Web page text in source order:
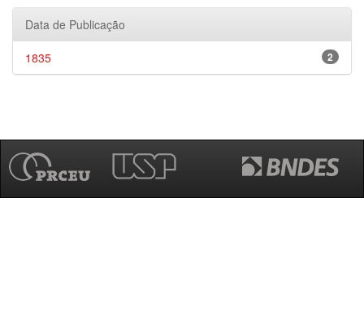
Data de Publicação
2
1835